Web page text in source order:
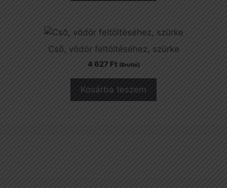
Csõ, vödör feltöltéséhez, szürke
4 627 Ft (Bruttó)
Kosárba teszem